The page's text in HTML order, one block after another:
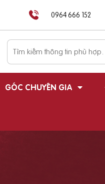
0964 666 152
GÓC CHUYÊN GIA